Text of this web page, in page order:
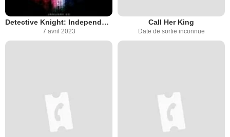
Detective Knight: Independence
7 avril 2023
Call Her King
Date de sortie inconnue